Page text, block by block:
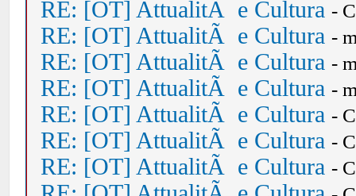
RE: [OT] AttualitÃ e Cultura -
RE: [OT] AttualitÃ e Cultura -
RE: [OT] AttualitÃ e Cultura -
RE: [OT] AttualitÃ e Cultura -
RE: [OT] AttualitÃ e Cultura -
RE: [OT] AttualitÃ e Cultura -
RE: [OT] AttualitÃ e Cultura -